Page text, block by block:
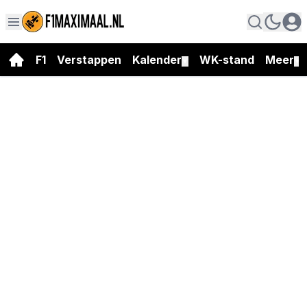
F1 Verstappen Kalender WK-stand Meer